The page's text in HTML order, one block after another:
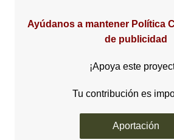
Ayúdanos a mantener Política
de publicidad
¡Apoya este
Tu contribución es